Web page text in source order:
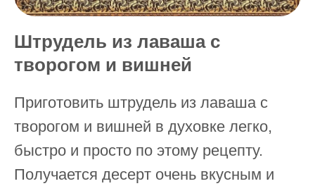
Штрудель из лаваша с
творогом и вишней
Приготовить штрудель из лаваша с
творогом и вишней в духовке легко,
быстро и просто по этому рецепту.
Получается десерт очень вкусным и